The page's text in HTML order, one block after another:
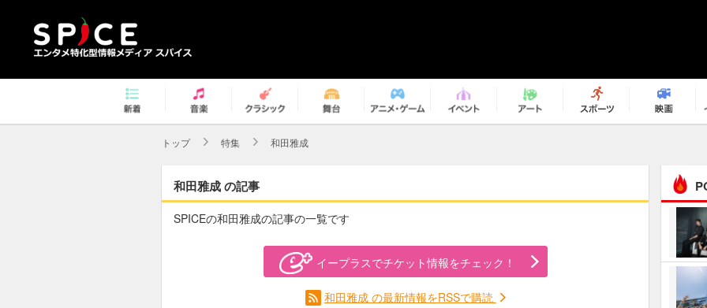
トップ 特集 和田雅成
和田雅成 の記事
SPICEの和田雅成の記事の一覧です
イープラスでチケット情報をチェック！
和田雅成 の最新情報をRSSで購読